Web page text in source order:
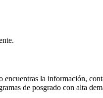
la información,
de posgrado con alta